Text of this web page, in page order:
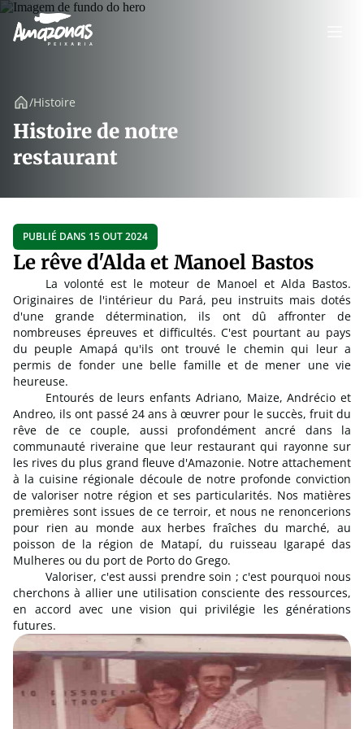
/Histoire
Histoire de notre
restaurant
PUBLIÉ DANS 15 OUT 2024
Le rêve d'Alda et Manoel Bastos
La volonté est le moteur de Manoel et Alda Bastos.
Originaires de l'intérieur du Pará, peu instruits mais dotés
d'une grande détermination, ils ont dû affronter de
nombreuses épreuves et difficultés. C'est pourtant au pays
du peuple Amapá qu'ils ont trouvé le chemin qui leur a
permis de fonder une belle famille et de mener une vie
heureuse.
Entourés de leurs enfants Adriano, Maize, Andrécio et
Andreo, ils ont passé 24 ans à œuvrer pour le succès, fruit du
rêve de ce couple, aussi profondément ancré dans la
communauté riveraine que leur restaurant qui rayonne sur
les rives du plus grand fleuve d'Amazonie. Notre attachement
à la cuisine régionale découle de notre profonde conviction
de valoriser notre région et ses particularités. Nos matières
premières sont issues de ce terroir, et nous ne renoncerions
pour rien au monde aux herbes fraîches du marché, au
poisson de la région de Matapí, du ruisseau Igarapé das
Mulheres ou du port de Porto do Grego.
Valoriser, c'est aussi prendre soin ; c'est pourquoi nous
cherchons à allier une utilisation consciente des ressources,
en accord avec une vision qui privilégie les générations
futures.